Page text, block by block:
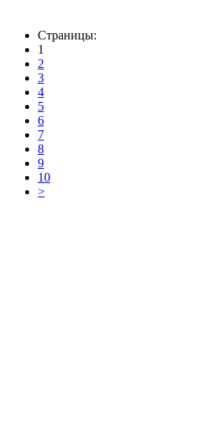
Страницы:
1
2
3
4
5
6
7
8
9
10
>